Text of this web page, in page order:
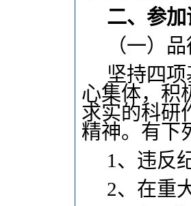
二、参
（一）
坚持四
心集体，积
求实的科研
精神。有下
1 、违反
2、在重